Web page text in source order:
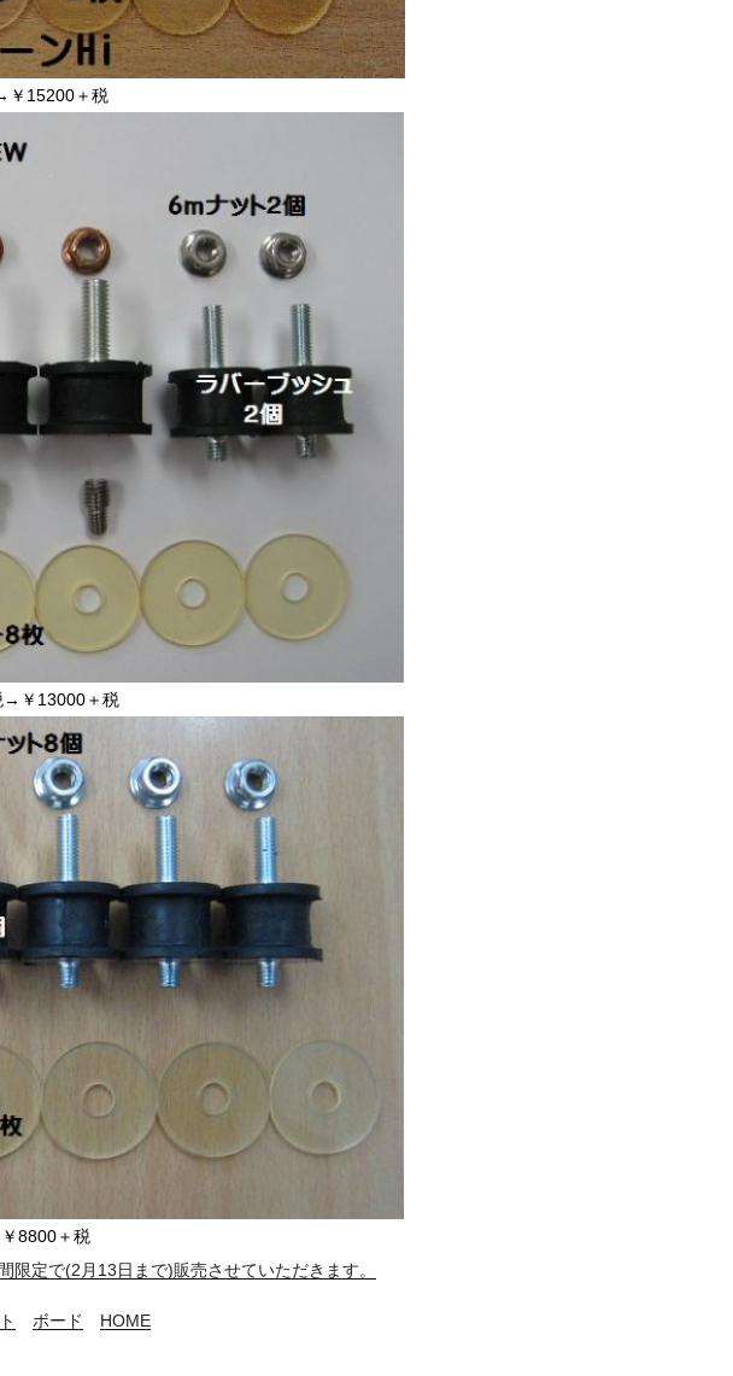
￥15200＋税
→￥13000＋税
8800＋税
定で(2月13日まで)販売させていただきます。
ボード HOME